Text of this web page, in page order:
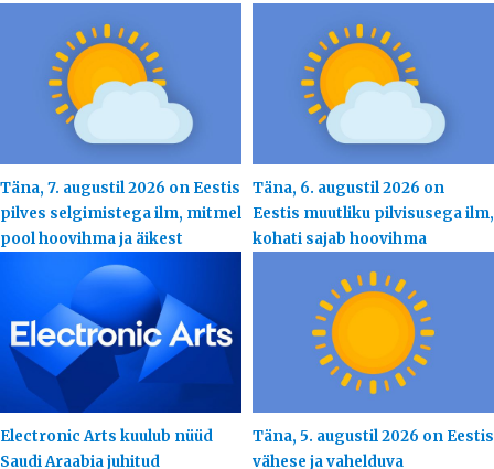
Täna, 7. augustil 2026 on Eestis
pilves selgimistega ilm, mitmel
pool hoovihma ja äikest
Täna, 6. augustil 2026 on
Eestis muutliku pilvisusega ilm,
kohati sajab hoovihma
Electronic Arts kuulub nüüd
Saudi Araabia juhitud
Täna, 5. augustil 2026 on Eestis
vähese ja vahelduva